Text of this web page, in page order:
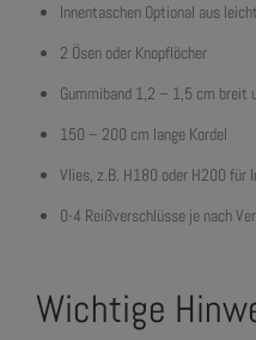
Innentaschen Optional aus
2 Ösen oder Knopflöcher
Gummiband 1,2 – 1,5 cm breit
150 – 200 cm lange Kordel
Vlies, z.B. H180 oder H200 für
0-4 Reißverschlüsse je nach
Wichtige